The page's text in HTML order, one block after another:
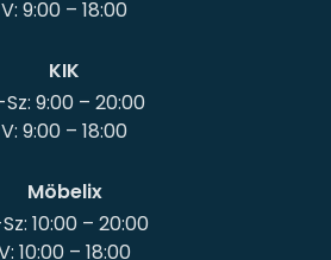
KIK
Sz: 9:00 – 20:00
Möbelix
10:00 – 20:00